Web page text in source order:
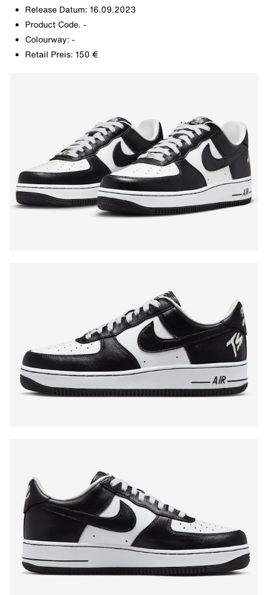
Release Datum: 16.09.2023
Product Code. -
Colourway: -
Retail Preis: 150 €